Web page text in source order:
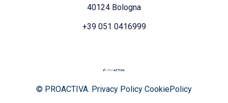
40124 Bologna
+39 051 0416999
© PROACTIVA. Privacy Policy CookiePolicy